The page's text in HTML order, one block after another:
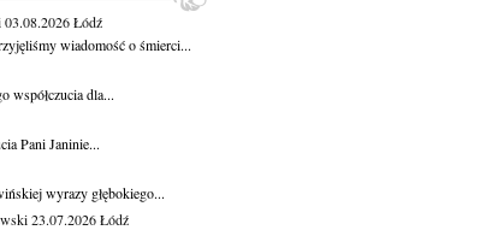
03.08.2026Łódź
wiadomość o śmierci...
współczucia dla...
Pani Janinie...
wyrazy głębokiego...
23.07.2026Łódź